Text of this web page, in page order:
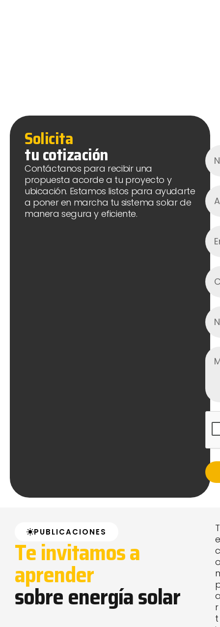
Solicita
tu cotización
Contáctanos para recibir una
propuesta acorde a tu proyecto y
ubicación. Estamos listos para ayudarte
a poner en marcha tu sistema solar de
manera segura y eficiente.
PUBLICACIONES
Te invitamos a
aprender
sobre energía solar
T
e
c
r
t